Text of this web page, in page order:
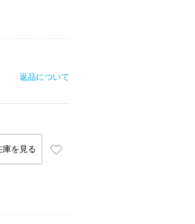
返品について
庫を見る